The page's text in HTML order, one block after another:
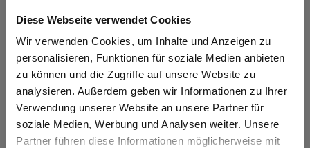
Diese Webseite verwendet Cookies
Wir verwenden Cookies, um Inhalte und Anzeigen zu
personalisieren, Funktionen für soziale Medien anbieten
zu können und die Zugriffe auf unsere Website zu
analysieren. Außerdem geben wir Informationen zu Ihrer
Verwendung unserer Website an unsere Partner für
soziale Medien, Werbung und Analysen weiter. Unsere
Partner führen diese Informationen möglicherweise mit
131,94 € 131,94 €
Sind Sie
Gewerbetreibender?
Ich bestätige, dass ich Gewerbetreibender bin. Alle
Preise werden netto ausgewiesen.